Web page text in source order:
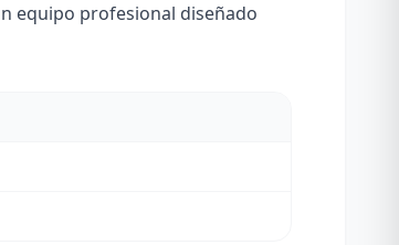
equipo profesional diseñado